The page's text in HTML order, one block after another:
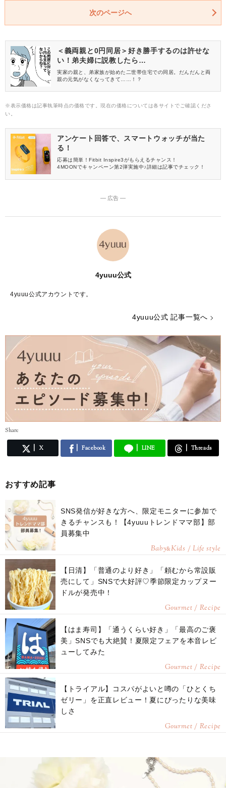
次のページへ
＜義両親と0円同居＞好き勝手するのは許せな
い！弟夫婦に説教したら…
実家の親と、弟家族が始めた二世帯住宅での同居。だんだんと両
親の元気がなくなってきて……！？
※表示価格は記事執筆時点の価格です。現在の価格については各サイトでご確認くださ
い。
アンケート回答で、スマートウォッチが当た
る！
応募は簡単！Fitbit Inspire3がもらえるチャンス！
4MOONでキャンペーン第2弾実施中♪詳細は記事でチェック！
― 広告 ―
4yuuu公式
4yuuu公式アカウントです。
4yuuu公式 記事一覧へ
Share
X Facebook LINE Threads
おすすめ記事
SNS発信が好きな方へ、限定モニターに参加で
きるチャンスも！【4yuuuトレンドママ部】部
員募集中
Baby&Kids / Life style
【日清】「普通のより好き」「頼むから常設販
売にして」SNSで大好評♡季節限定カップヌー
ドルが発売中！
Gourmet / Recipe
【はま寿司】「通うくらい好き」「最高のご褒
美」SNSでも大絶賛！夏限定フェアを本音レビ
ューしてみた
Gourmet / Recipe
【トライアル】コスパがよいと噂の「ひとくち
ゼリー」を正直レビュー！夏にぴったりな美味
しさ
Gourmet / Recipe